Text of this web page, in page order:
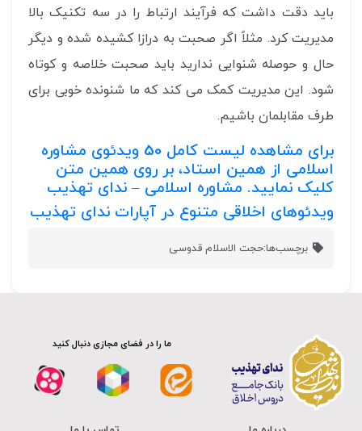
باید دقت داشت که فرآیند ارتباط را در سه تکنیک بالا
مدیریت کرد. مثلاً اگر صحبت به درازا کشیده شده و دیگر
حال و حوصله شنوایی ندارید باید صحبت خلاصه و کوتاه
شود. این مدیریت کمک می کند که ما شنونده خوبی برای
طرف مقابلمان باشیم.
برای مشاهده لیست کامل 50 ویدئوی مشاوره
اسلامی از همین استاد، بر روی همین متن
کلیک نمایید. مشاوره اسلامی – ندای تهذیب
ویدئوهای اخلاقی متنوع در آپارات ندای تهذیب
برچسب‌ها:حجت الاسلام قدوسی
ما را در فضای مجازی دنبال کنید